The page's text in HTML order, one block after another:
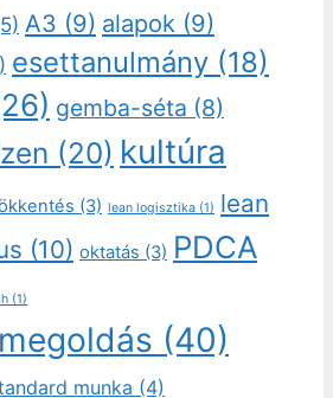
A3 (9) alapok (9)
esettanulmány (18)
gemba-séta (8)
(20) kultúra
(3) lean logisztika (1) lean
(10) oktatás (3) PDCA
(1)
(40)
munka (4)